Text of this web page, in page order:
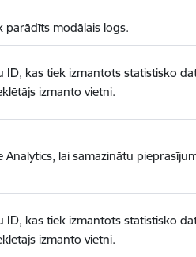
parādīts modālais logs.
ID, kas tiek izmantots statistisko
izmanto vietni.
Analytics, lai samazinātu
ID, kas tiek izmantots statistisko
izmanto vietni.